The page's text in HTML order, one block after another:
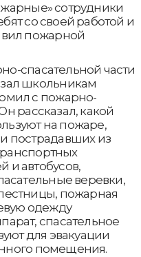
сотрудники
со своей работой и
пожарной
спасательной части
школьникам
с пожарно-
рассказал, какой
на пожаре,
пострадавших из
и автобусов,
веревки,
пожарная
одежду
спасательное
для эвакуации
помещения.